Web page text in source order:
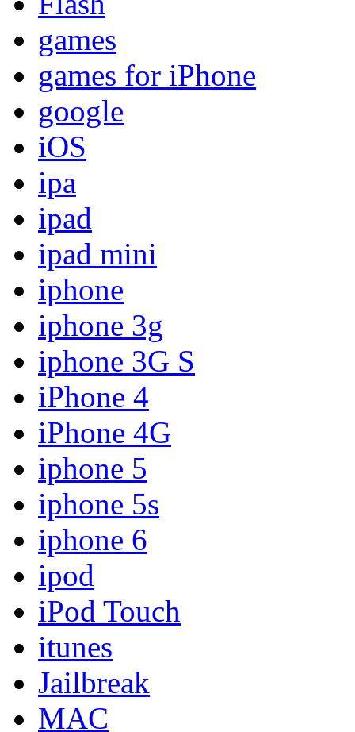
games
games for iPhone
google
iOS
ipa
ipad
ipad mini
iphone
iphone 3g
iphone 3G S
iPhone 4
iPhone 4G
iphone 5
iphone 5s
iphone 6
ipod
iPod Touch
itunes
Jailbreak
MAC